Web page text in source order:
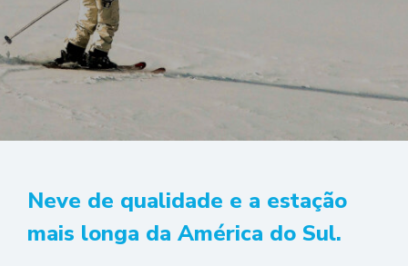
Neve de qualidade e a estação
mais longa da América do Sul.